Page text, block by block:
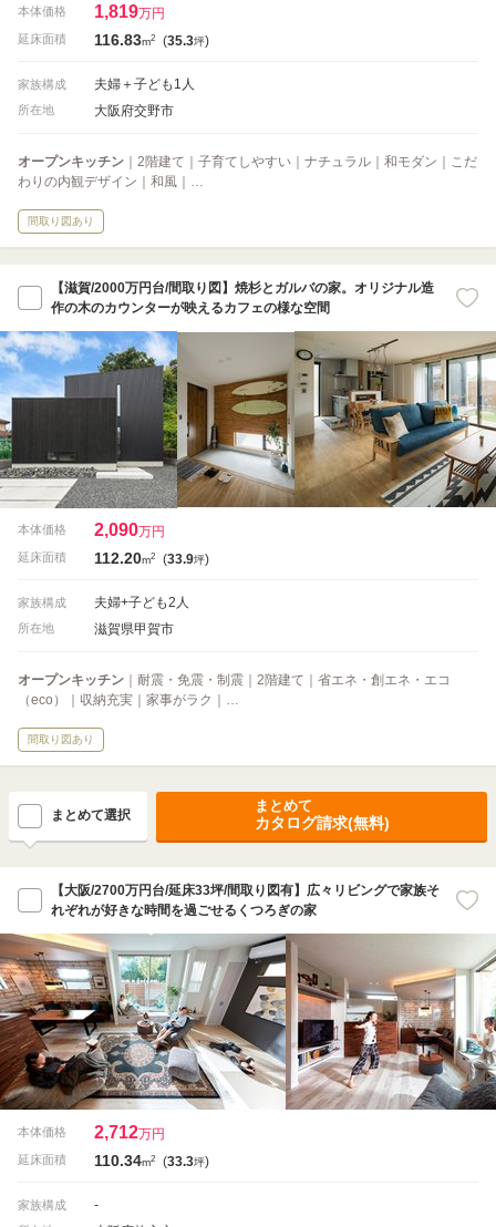
本体価格 1,819万円
延床面積 116.83m2 (35.3坪)
家族構成 夫婦＋子ども1人
所在地 大阪府交野市
オープンキッチン ｜2階建て｜子育てしやすい｜ナチュラル｜和モダン｜こだ
わりの内観デザイン｜和風｜…
間取り図あり
【滋賀/2000万円台/間取り図】焼杉とガルバの家。オリジナル造
作の木のカウンターが映えるカフェの様な空間
本体価格 2,090万円
延床面積 112.20m2 (33.9坪)
家族構成 夫婦+子ども2人
所在地 滋賀県甲賀市
オープンキッチン ｜耐震・免震・制震｜2階建て｜省エネ・創エネ・エコ
（eco）｜収納充実｜家事がラク｜…
間取り図あり
まとめて選択
まとめて
カタログ請求(無料)
【大阪/2700万円台/延床33坪/間取り図有】広々リビングで家族そ
れぞれが好きな時間を過ごせるくつろぎの家
本体価格 2,712万円
延床面積 110.34m2 (33.3坪)
家族構成 -